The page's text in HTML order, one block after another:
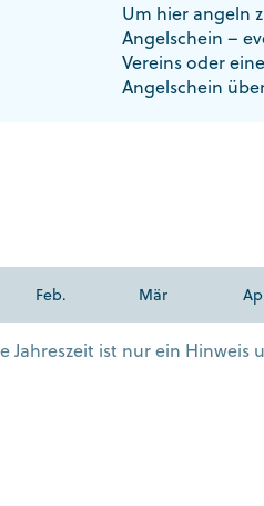
Um hier angeln
Angelschein –
Vereins oder
Angelschein
Feb. Mär
Jahreszeit ist nur ein